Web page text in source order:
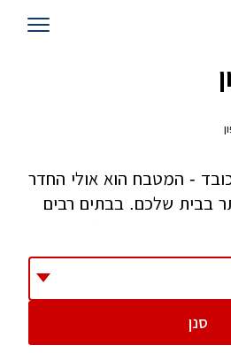
- המטבח הוא אולי החדר
בבית שלכם. בבתים רבים
שעות הערות במטבח,
ושיחות טלפון -
עבורכם רשימת חברות
שעושים מטבחים באופן
לקרוא במאמר סנן